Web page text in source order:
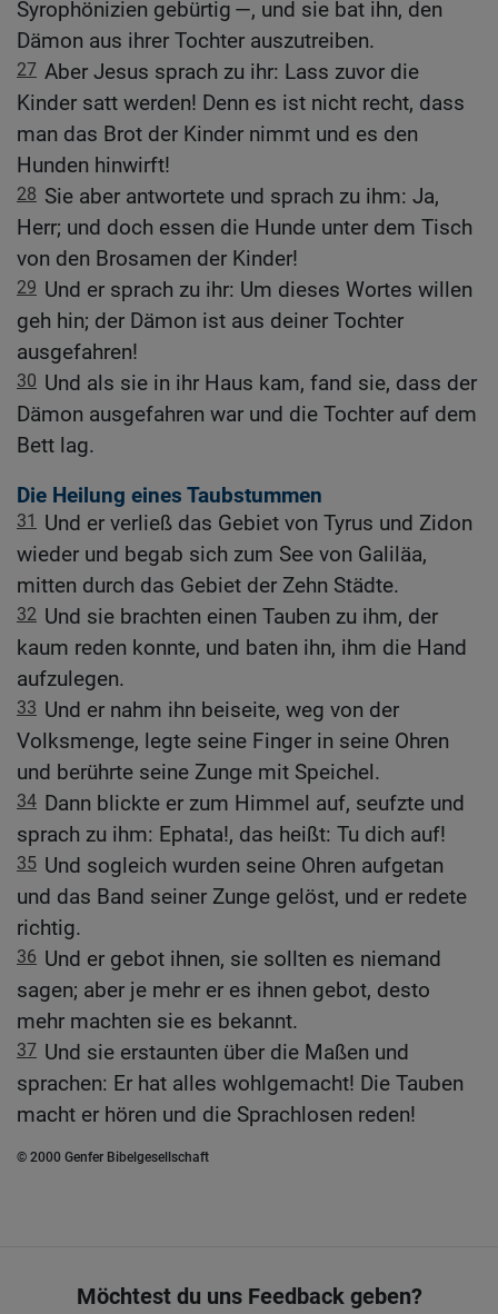
Syrophönizien gebürtig —, und sie bat ihn, den
Dämon aus ihrer Tochter auszutreiben.
27 Aber Jesus sprach zu ihr: Lass zuvor die
Kinder satt werden! Denn es ist nicht recht, dass
man das Brot der Kinder nimmt und es den
Hunden hinwirft!
28 Sie aber antwortete und sprach zu ihm: Ja,
Herr; und doch essen die Hunde unter dem Tisch
von den Brosamen der Kinder!
29 Und er sprach zu ihr: Um dieses Wortes willen
geh hin; der Dämon ist aus deiner Tochter
ausgefahren!
30 Und als sie in ihr Haus kam, fand sie, dass der
Dämon ausgefahren war und die Tochter auf dem
Bett lag.
Die Heilung eines Taubstummen
31 Und er verließ das Gebiet von Tyrus und Zidon
wieder und begab sich zum See von Galiläa,
mitten durch das Gebiet der Zehn Städte.
32 Und sie brachten einen Tauben zu ihm, der
kaum reden konnte, und baten ihn, ihm die Hand
aufzulegen.
33 Und er nahm ihn beiseite, weg von der
Volksmenge, legte seine Finger in seine Ohren
und berührte seine Zunge mit Speichel.
34 Dann blickte er zum Himmel auf, seufzte und
sprach zu ihm: Ephata!, das heißt: Tu dich auf!
35 Und sogleich wurden seine Ohren aufgetan
und das Band seiner Zunge gelöst, und er redete
richtig.
36 Und er gebot ihnen, sie sollten es niemand
sagen; aber je mehr er es ihnen gebot, desto
mehr machten sie es bekannt.
37 Und sie erstaunten über die Maßen und
sprachen: Er hat alles wohlgemacht! Die Tauben
macht er hören und die Sprachlosen reden!
© 2000 Genfer Bibelgesellschaft
Möchtest du uns Feedback geben?